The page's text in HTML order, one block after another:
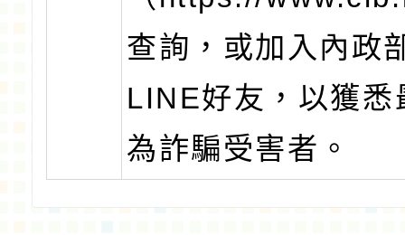
查詢，或加入內政
LINE好友，以獲
為詐騙受害者。